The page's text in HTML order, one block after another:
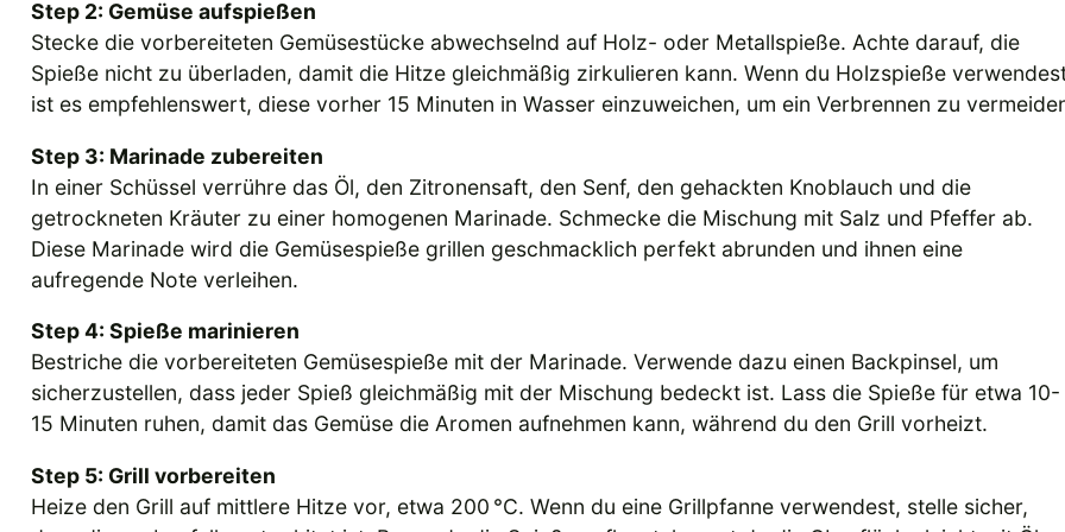
Step 2: Gemüse aufspießen
Stecke die vorbereiteten Gemüsestücke abwechselnd auf Holz- oder Metallspieße. Achte darauf, die
Spieße nicht zu überladen, damit die Hitze gleichmäßig zirkulieren kann. Wenn du Holzspieße
ist es empfehlenswert, diese vorher 15 Minuten in Wasser einzuweichen, um ein Verbrennen zu
Step 3: Marinade zubereiten
In einer Schüssel verrühre das Öl, den Zitronensaft, den Senf, den gehackten Knoblauch und die
getrockneten Kräuter zu einer homogenen Marinade. Schmecke die Mischung mit Salz und Pfeffer ab.
Diese Marinade wird die Gemüsespieße grillen geschmacklich perfekt abrunden und ihnen eine
aufregende Note verleihen.
Step 4: Spieße marinieren
Bestriche die vorbereiteten Gemüsespieße mit der Marinade. Verwende dazu einen Backpinsel, um
sicherzustellen, dass jeder Spieß gleichmäßig mit der Mischung bedeckt ist. Lass die Spieße für etwa 10-
15 Minuten ruhen, damit das Gemüse die Aromen aufnehmen kann, während du den Grill vorheizt.
Step 5: Grill vorbereiten
Heize den Grill auf mittlere Hitze vor, etwa 200 °C. Wenn du eine Grillpfanne verwendest, stelle sicher,